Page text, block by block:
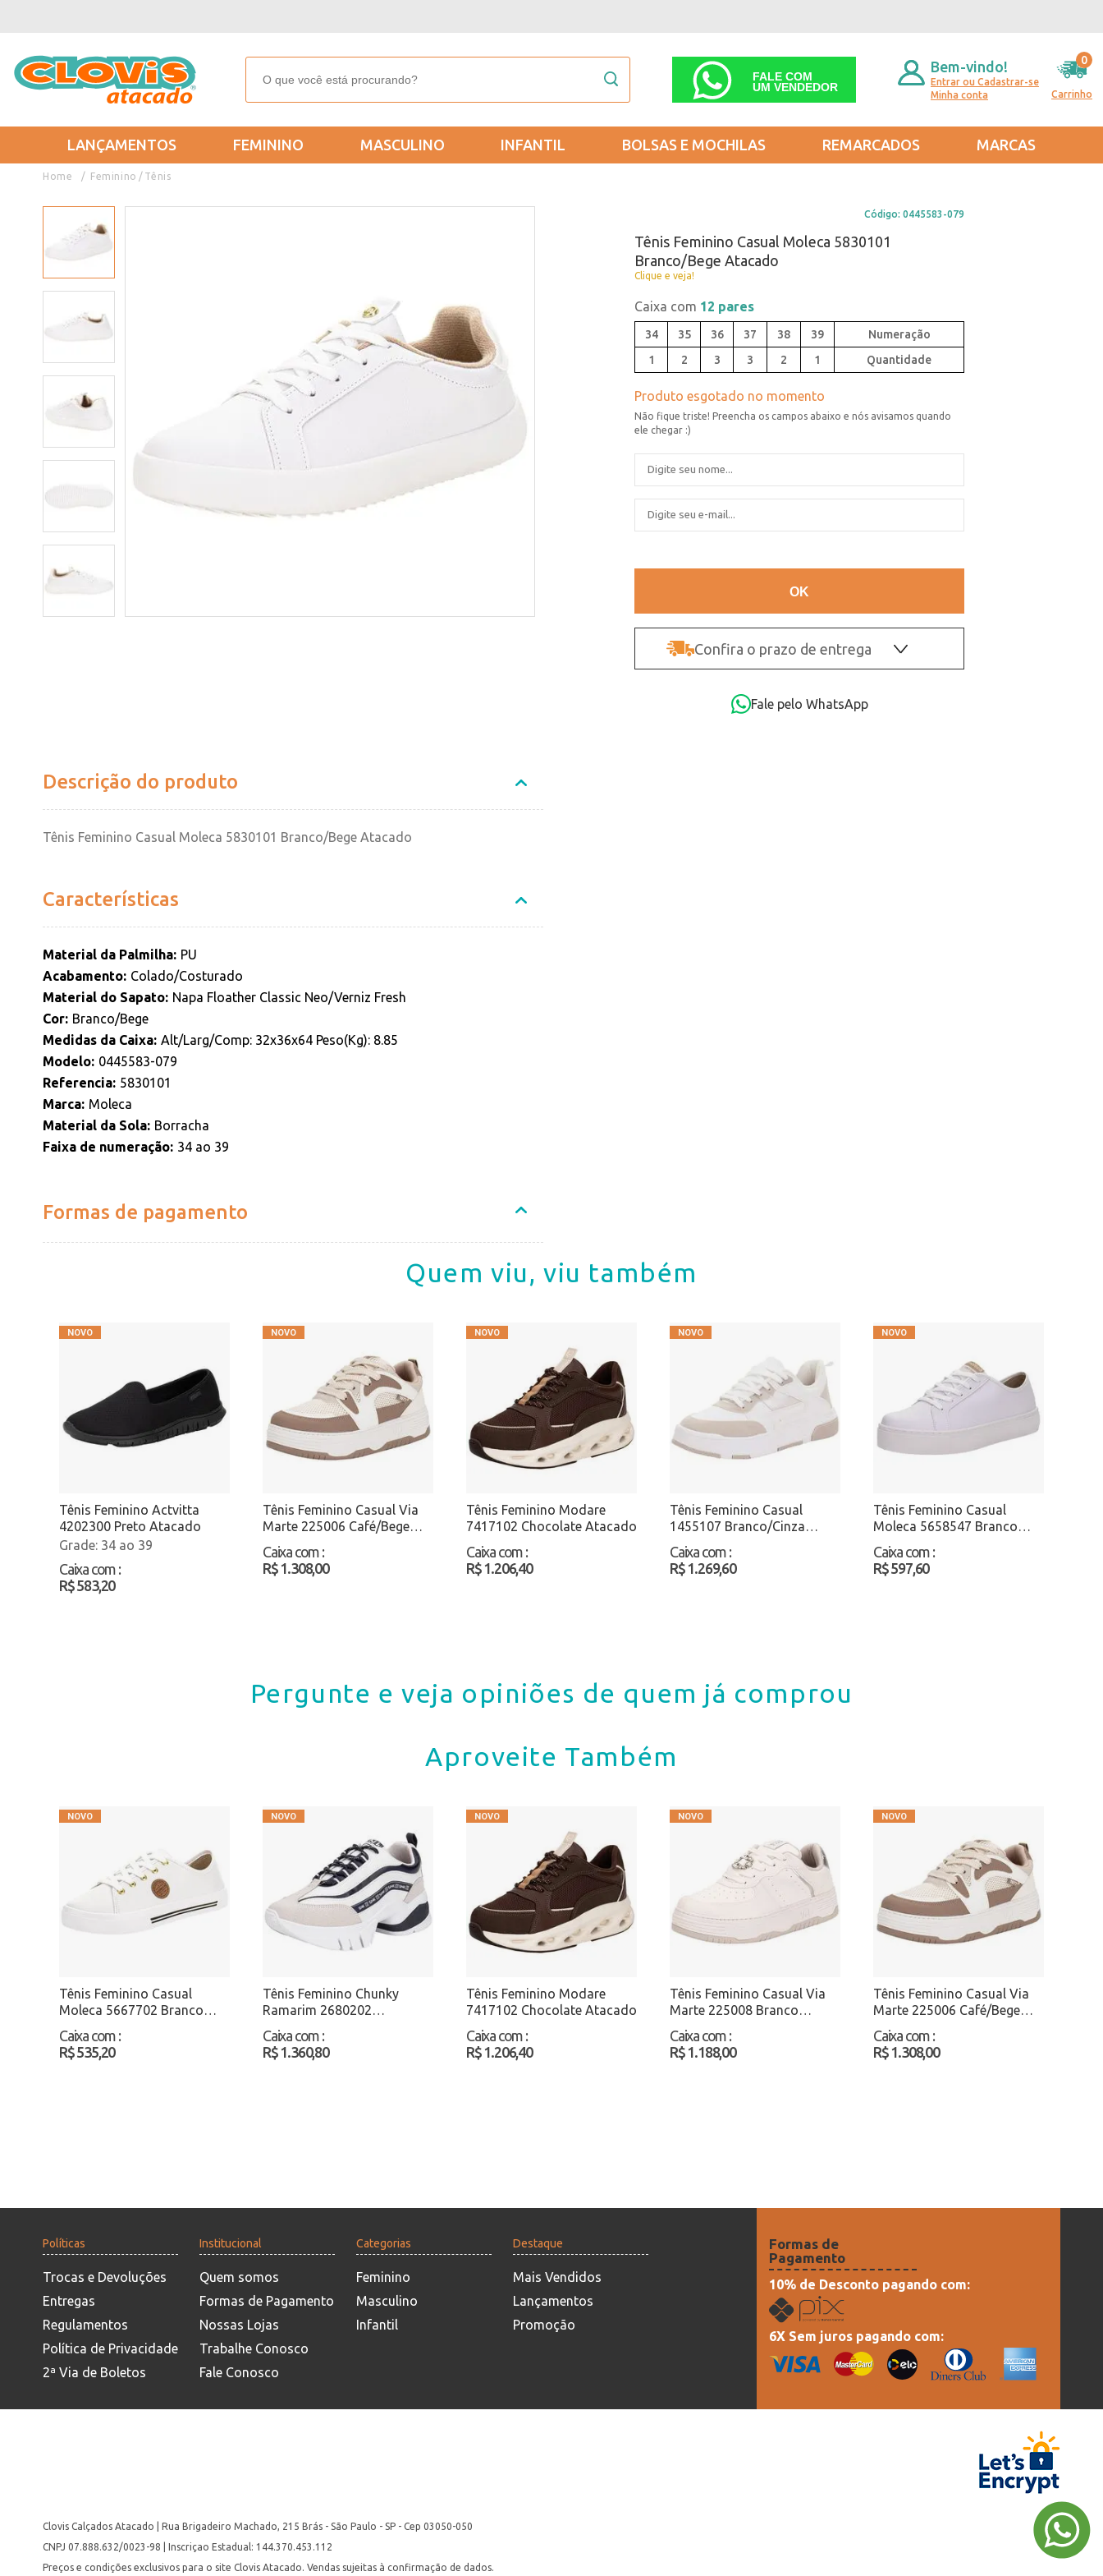
FALE COM
UM VENDEDOR
Bem-vindo!
Entrar ou Cadastrar-se
Minha conta
Carrinho
0
LANÇAMENTOS FEMININO MASCULINO INFANTIL BOLSAS E MOCHILAS REMARCADOS MARCAS
Feminino Tênis
Código: 0445583-079
Tênis Feminino Casual Moleca 5830101
Branco/Bege Atacado
Clique e veja!
Caixa com 12 pares
34 35 36 37 38
39
1
2 3 3 2 1 Quantidade
Confira o prazo de entrega
Fale pelo WhatsApp
Descrição do produto
Tênis Feminino Casual Moleca 5830101 Branco/Bege Atacado
Características
Material da Palmilha PU
Acabamento Colado/Costurado
Material do Sapato Napa Floather Classic Neo/Verniz Fresh
Cor Branco/Bege
Medidas da Caixa Alt/Larg/Comp: 32x36x64 Peso(Kg): 8.85
Modelo 0445583-079
Referencia 5830101
Marca Moleca
Material da Sola Borracha
Faixa de numeração 34 ao 39
Formas de pagamento
Quem viu, viu também
Tênis Feminino Actvitta
4202300 Preto Atacado
34 ao 39
Caixa com :
R$ 583,20
Tênis Feminino Casual Via
Marte 225006 Café/Bege
Atacado
Caixa com :
R$ 1.308,00
Tênis Feminino Modare
7417102 Chocolate Atacado
Caixa com :
R$ 1.206,40
Tênis Feminino Casual
1455107 Branco/Cinza
Atacado
Caixa com :
R$ 1.269,60
Tênis Feminino Casual
Moleca 5658547 Branco
Atacado
Caixa com :
R$ 597,60
Pergunte e veja opiniões de quem já comprou
Aproveite Também
Tênis Feminino Casual
Moleca 5667702 Branco
Atacado
Caixa com :
R$ 535,20
Tênis Feminino Chunky
Ramarim 2680202
Branco/Azul Atacado
Caixa com :
R$ 1.360,80
Tênis Feminino Modare
7417102 Chocolate Atacado
Caixa com :
R$ 1.206,40
Tênis Feminino Casual Via
Marte 225008 Branco
Atacado
Caixa com :
R$ 1.188,00
Tênis Feminino Casual Via
Marte 225006 Café/Bege
Atacado
Caixa com :
R$ 1.308,00
Políticas
Trocas e Devoluções
Entregas
Regulamentos
Política de Privacidade
2ª Via de Boletos
Institucional
Quem somos
Formas de Pagamento
Nossas Lojas
Trabalhe Conosco
Fale Conosco
Categorias
Feminino
Masculino
Infantil
Destaque
Mais Vendidos
Lançamentos
Promoção
Formas de
Pagamento
10% de Desconto pagando com:
6X Sem juros pagando com:
Clovis Calçados Atacado | Rua Brigadeiro Machado, 215 Brás - São Paulo - SP - Cep 03050-050
CNPJ 07.888.632/0023-98 | Inscriçao Estadual: 144.370.453.112
Preços e condições exclusivos para o site Clovis Atacado. Vendas sujeitas à confirmação de dados.